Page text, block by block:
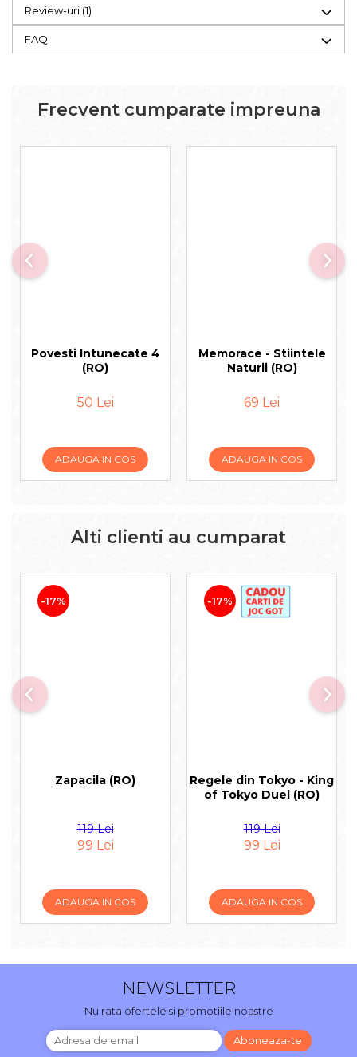
Review-uri (1)
FAQ
Frecvent cumparate impreuna
Povesti Intunecate 4
(RO)
50 Lei
ADAUGA IN COS
Memorace - Stiintele
Naturii (RO)
69 Lei
ADAUGA IN COS
Alti clienti au cumparat
-17%
Zapacila (RO)
119 Lei
99 Lei
ADAUGA IN COS
-17%
Regele din Tokyo - King
of Tokyo Duel (RO)
119 Lei
99 Lei
ADAUGA IN COS
NEWSLETTER
Nu rata ofertele si promotiile noastre